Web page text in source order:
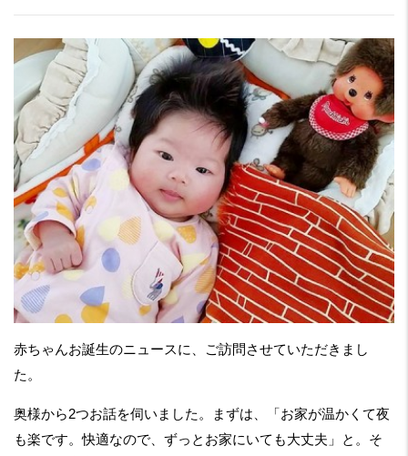
赤ちゃんお誕生のニュースに、ご訪問させていただきまし
た。
奥様から2つお話を伺いました。まずは、「お家が温かくて夜
も楽です。快適なので、ずっとお家にいても大丈夫」と。そ